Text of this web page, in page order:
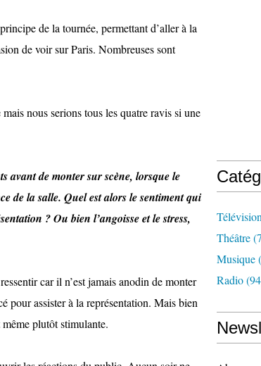
de la tournée, permettant d’aller à la
de voir sur Paris. Nombreuses sont
nous serions tous les quatre ravis si une
avant de monter sur scène, lorsque le
de la salle. Quel est alors le sentiment qui
? Ou bien l’angoisse et le stress,
car il n’est jamais anodin de monter
pour assister à la représentation. Mais bien
même plutôt stimulante.
Télévision
Théâtre
Musique
Radio